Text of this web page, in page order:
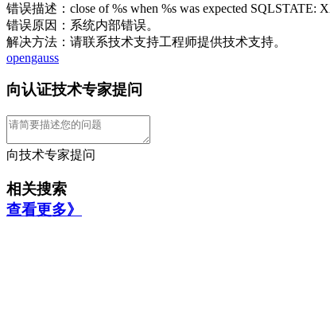
错误描述：close of %s when %s was expected SQLSTATE:
错误原因：系统内部错误。
解决方法：请联系技术支持工程师提供技术支持。
opengauss
向认证技术专家提问
向技术专家提问
相关搜索
查看更多》